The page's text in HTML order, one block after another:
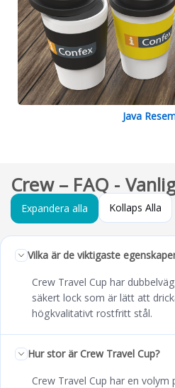
Java
Crew – FAQ -
Expandera alla Kollaps Alla
Vilka är de viktigaste
Crew Travel Cup har
säkert lock som är lätt att
högkvalitativt rostfritt stål.
Hur stor är Crew Travel Cup?
Crew Travel Cup har en volym